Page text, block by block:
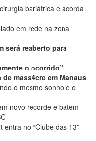
bariátrica e acorda
em rede na zona
será reaberto para
o ocorrido”,
mass4cre em Manaus
o mesmo sonho e o
novo recorde e batem
entra no “Clube das 13”